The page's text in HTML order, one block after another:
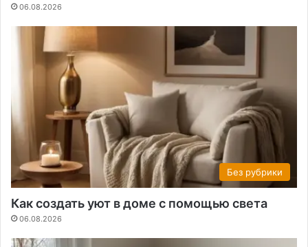
06.08.2026
Без рубрики
Как создать уют в доме с помощью света
06.08.2026